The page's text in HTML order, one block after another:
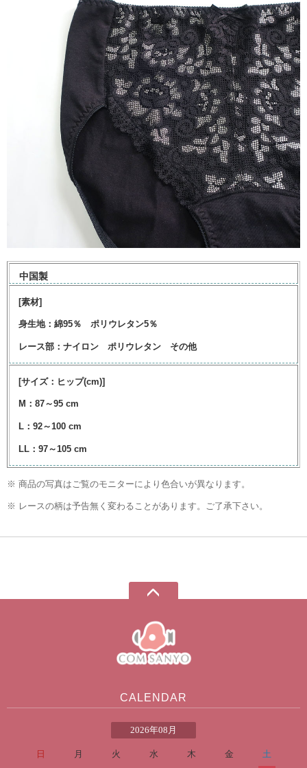
中国製
[素材]
身生地：綿95％ ポリウレタン5％
レース部：ナイロン ポリウレタン その他
[サイズ：ヒップ(cm)]
M：87～95 cm
L：92～100 cm
LL：97～105 cm
※ 商品の写真はご覧のモニターにより色合いが異なります。
※ レースの柄は予告無く変わることがあります。ご了承下さい。
CALENDAR
2026年08月
日 月 火 水 木 金
土